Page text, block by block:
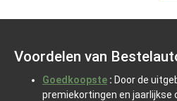
Voordelen van
Goedkoopste : Door de
premiekortingen en jaarlijkse